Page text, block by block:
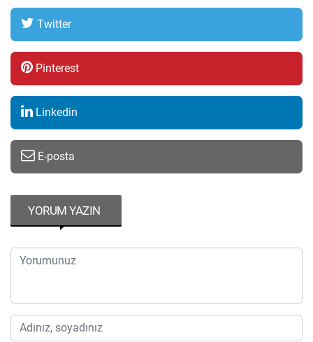
Twitter
Pinterest
Linkedin
E-posta
YORUM YAZIN